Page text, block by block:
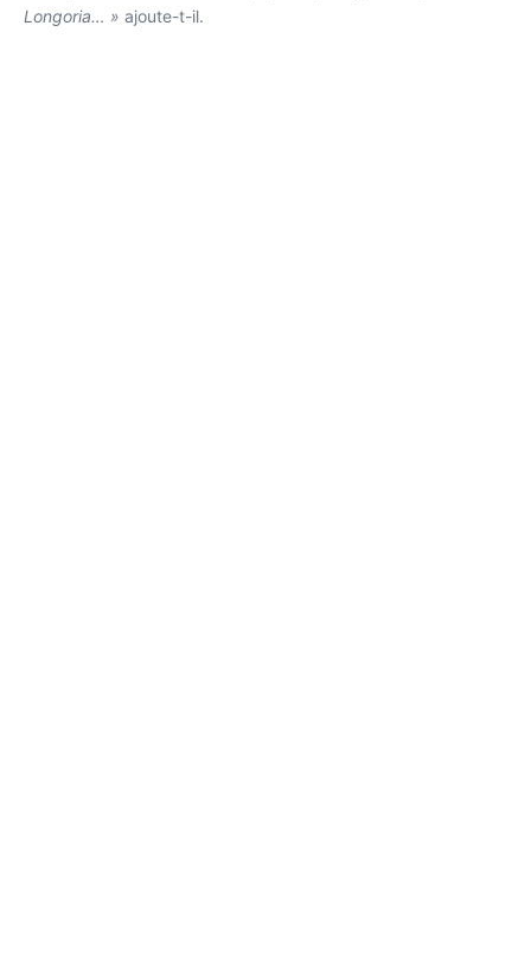
Longoria… » ajoute-t-il.